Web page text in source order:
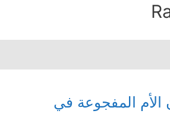
الأم المفجوعة في